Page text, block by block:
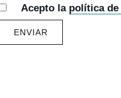
Acepto la política